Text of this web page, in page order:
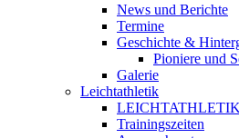
News und Berichte
Termine
Geschichte &
Pioniere und
Galerie
Leichtathletik
LEICHTATHLETIK
Trainingszeiten